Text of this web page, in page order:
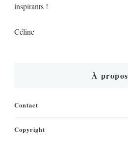
inspirants !
Céline
À propos
Contact
Copyright